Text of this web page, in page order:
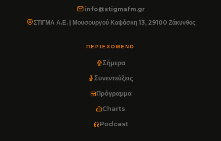
info@stigmafm.gr
ΣΤΙΓΜΑ Α.Ε. | Μουσουργού Καψάσκη 13, 29100 Ζάκυνθος
ΠΕΡΙΕΧΌΜΕΝΟ
Σήμερα
Συνεντεύξεις
Πρόγραμμα
Charts
Podcast